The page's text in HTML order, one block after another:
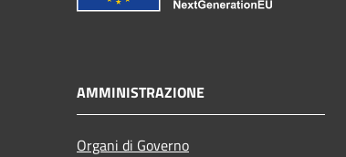
AMMINISTRAZIONE
Organi di Governo